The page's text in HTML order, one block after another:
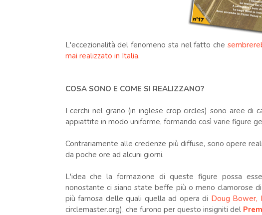
L'eccezionalità del fenomeno sta nel fatto che
mai realizzato in Italia.
COSA SONO E COME SI REALIZZANO?
I cerchi nel grano (in inglese crop circles) sono aree di
appiattite in modo uniforme, formando così varie figure
Contrariamente alle credenze più diffuse, sono opere
da poche ore ad alcuni giorni.
L'idea che la formazione di queste figure possa
nonostante ci siano state beffe più o meno clamorose
più famosa delle quali quella ad opera di Doug Bower,
circlemaster.org), che furono per questo insigniti del